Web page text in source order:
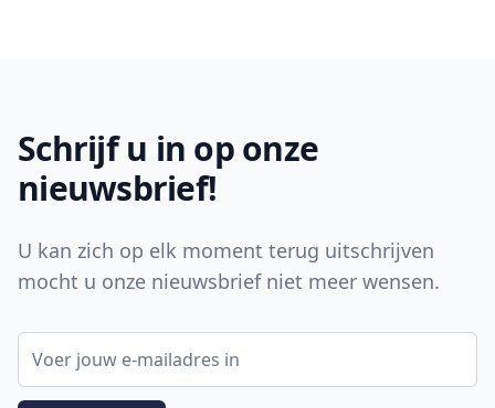
Schrijf u in op onze
nieuwsbrief!
U kan zich op elk moment terug uitschrijven
mocht u onze nieuwsbrief niet meer wensen.
E-mail adres